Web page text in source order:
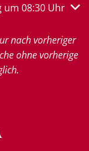
08:30 Uhr
nach vorheriger
ohne vorherige